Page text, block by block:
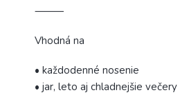
⸻
Vhodná na
• každodenné nosenie
• jar, leto aj chladnejšie večery